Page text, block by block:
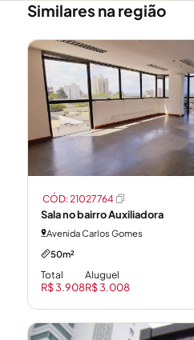
Similares na região
Sala no bairro Auxiliadora
Avenida Carlos Gomes
50m²
Total
R$ 3.908
Aluguel
R$ 3.008
CÓD: 21027764